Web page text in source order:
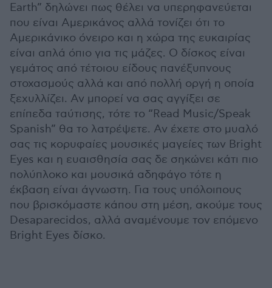
Earth” δηλώνει πως θέλει να υπερηφανεύεται
που είναι Αμερικάνος αλλά τονίζει ότι το
Αμερικάνικο όνειρο και η χώρα της ευκαιρίας
είναι απλά όπιο για τις μάζες. Ο δίσκος είναι
γεμάτος από τέτοιου είδους πανέξυπνους
στοχασμούς αλλά και από πολλή οργή η οποία
ξεχυλλίζει. Αν μπορεί να σας αγγίξει σε
επίπεδα ταύτισης, τότε το “Read Music/Speak
Spanish” θα το λατρέψετε. Αν έχετε στο μυαλό
σας τις κορυφαίες μουσικές μαγείες των Bright
Eyes και η ευαισθησία σας δε σηκώνει κάτι πιο
πολύπλοκο και μουσικά αδηφάγο τότε η
έκβαση είναι άγνωστη. Για τους υπόλοιπους
που βρισκόμαστε κάπου στη μέση, ακούμε τους
Desaparecidos, αλλά αναμένουμε τον επόμενο
Bright Eyes δίσκο.